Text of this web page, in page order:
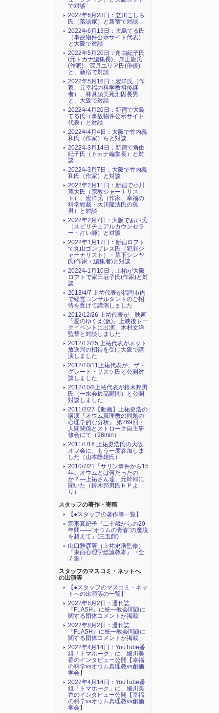
で対談
2022年6月28日：立川こしら
氏（落語家）と新宿で対談
2022年6月13日：大島てる氏
（事故物件公示サイト代表）
と大阪で対談
2022年5月20日：角由紀子氏
(元トカナ編集長)、岸正龍氏
(作家)、深月ユリア氏(俳優)
と、新宿で対談
2022年5月16日：宏洋氏（作
家、元幸福の科学教祖後継
者）、林眞須美死刑囚長男
と、大阪で対談
2022年4月20日：新宿で大島
てる氏（事故物件公示サイト
代表）と対談
2022年4月4日：大阪で竹内義
和氏（作家）らと対談
2022年3月14日：新宿で角由
紀子氏（トカナ編集長）と対
談
2022年3月7日：大阪で竹内義
和氏（作家）と対談
2022年2月11日：新宿で小川
寛大氏（宗教ジャーナリス
ト）、宏洋氏（作家、幸福の
科学総裁・大川隆法氏の長
男）と対談
2022年2月7日：大阪であい氏
（スピリチュアルカウンセラ
ー・占い師）と対談
2022年1月17日：新宿ロフト
で丸山ゴンザレス氏（犯罪ジ
ャーナリスト）・草下シンヤ
氏(作家・編集者)と対談
2022年1月10日：上祐が大阪
ロフトで家田荘子氏(作家)と対
談
2013/4/7 上祐代表が福岡市内
で経営コンサルタントのご招
待を受けて講演しました
2012/12/26 上祐代表が、映画
『愛のゆくえ(仮)』上映後トー
クイベントに出演、木村文洋
監督と対談しました
2012/12/25 上祐代表がネット
放送局の招待を受け大阪で講
演しました
2012/10/11上祐代表が、ザ・
グレート・サスケ氏と公開対
談しました
2012/10/8上祐代表が鈴木邦男
氏（一水会最高顧問）と公開
対談しました
2011/2/27【動画】上祐史浩の
講演『オウム真理教の問題の
心理学的な分析』 第269回・
人間関係とストローク自主研
修会にて（98min）
2011/1/16 上祐史浩氏の大阪
オフ会に、もう一度参加しま
した（山本隆雄氏）
2010/7/21「サリン事件から15
年。オウムとは何だったの
か？―上祐さん達、元幹部に
聞いた（鈴木邦男氏ＨＰよ
り）
スタッフの著作・寄稿
【●スタッフの著作等一覧】
宗形真紀子『二十歳からの20
年間――"オウムの青春"の魔境
を超えて』(三五館)
山口雅彦著（上祐史浩監修）
『東西心理学総論教本』〈全
７集〉
スタッフのマスコミ・ネットへ
の出演等
【●スタッフのマスコミ・ネッ
トへの出演等の一覧】
2022年8月2日：週刊誌
『FLASH』に統一教会問題に
関する団体コメントが掲載
2022年8月2日：週刊誌
『FLASH』に統一教会問題に
関する団体コメントが掲載
2022年4月14日：YouTube番
組「トマホーク」に、細川美
香のインタビュー公開【幸福
の科学vsオウム真理教vs創価
学会】
2022年4月14日：YouTube番
組「トマホーク」に、細川美
香のインタビュー公開【幸福
の科学vsオウム真理教vs創価
学会】